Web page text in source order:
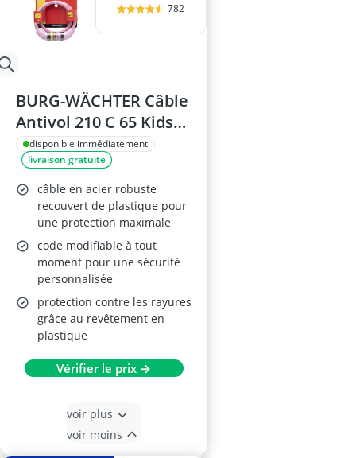
782
BURG-WÄCHTER Câble
Antivol 210 C 65 Kids
en Acier
disponible immédiatement
livraison gratuite
câble en acier robuste
recouvert de plastique pour
une protection maximale
code modifiable à tout
moment pour une sécurité
personnalisée
protection contre les rayures
grâce au revêtement en
plastique
Vérifier le prix →
voir plus
voir moins